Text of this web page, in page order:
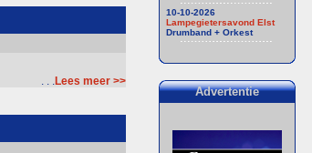
. . .Lees meer >>
10-10-2026
Lampegietersavond Elst
Drumband + Orkest
Advertentie